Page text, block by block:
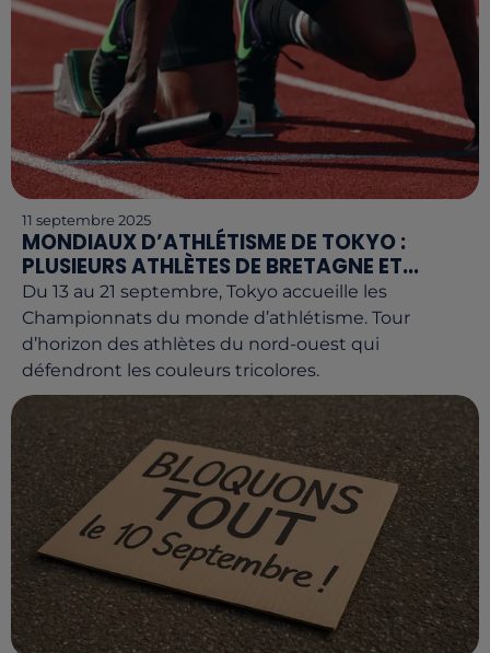
11 septembre 2025
MONDIAUX D’ATHLÉTISME DE TOKYO :
PLUSIEURS ATHLÈTES DE BRETAGNE ET...
Du 13 au 21 septembre, Tokyo accueille les
Championnats du monde d’athlétisme. Tour
d’horizon des athlètes du nord-ouest qui
défendront les couleurs tricolores.